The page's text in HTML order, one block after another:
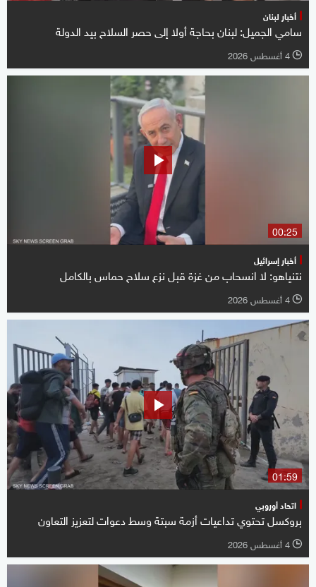
أخبار لبنان
سامي الجميل: لبنان بحاجة أولا إلى حصر السلاح بيد الدولة
l 4 أغسطس 2026
00:25
أخبار إسرائيل
نتنياهو: لا انسحاب من غزة قبل نزع سلاح حماس بالكامل
l 4 أغسطس 2026
01:59
اتحاد أوروبي
بروكسل تحتوي تداعيات أزمة سبتة وسط دعوات لتعزيز التعاون
l 4 أغسطس 2026